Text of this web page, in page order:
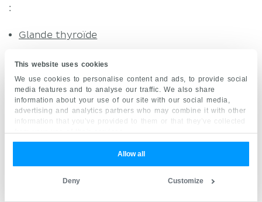
This website uses cookies
We use cookies to personalise content and ads, to provide social
media features and to analyse our traffic. We also share
information about your use of our site with our social media,
advertising and analytics partners who may combine it with other
information that you’ve provided to them or that they’ve collected
from your use of their services.
Allow all
Customize
Deny
:
Glande thyroïde
Larynx
Les deux glandes sont responsables de
pharynx est un passage musculaire pour la
nourriture et l'air, reliant les cavités nasales et